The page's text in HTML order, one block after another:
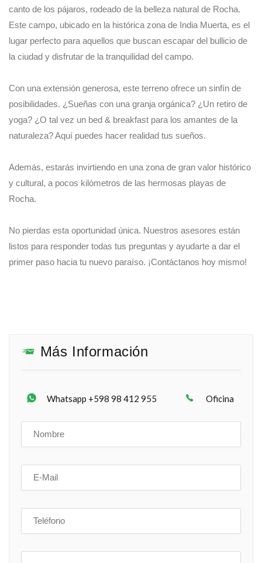
canto de los pájaros, rodeado de la belleza natural de Rocha.
Este campo, ubicado en la histórica zona de India Muerta, es el
lugar perfecto para aquellos que buscan escapar del bullicio de
la ciudad y disfrutar de la tranquilidad del campo.
Con una extensión generosa, este terreno ofrece un sinfín de
posibilidades. ¿Sueñas con una granja orgánica? ¿Un retiro de
yoga? ¿O tal vez un bed & breakfast para los amantes de la
naturaleza? Aquí puedes hacer realidad tus sueños.
Además, estarás invirtiendo en una zona de gran valor histórico
y cultural, a pocos kilómetros de las hermosas playas de
Rocha.
No pierdas esta oportunidad única. Nuestros asesores están
listos para responder todas tus preguntas y ayudarte a dar el
primer paso hacia tu nuevo paraíso. ¡Contáctanos hoy mismo!
Más Información
Whatsapp +598 98 412 955 Oficina